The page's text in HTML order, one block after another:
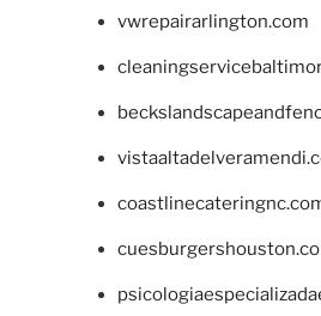
vwrepairarlington.com